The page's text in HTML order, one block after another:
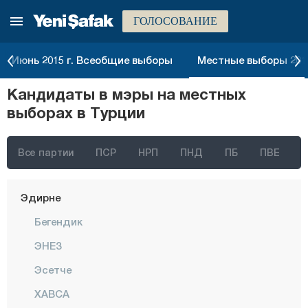
ГОЛОСОВАНИЕ
Июнь 2015 г. Всеобщие выборы Местные выборы
Кандидаты в мэры на местных
выборах в Турции
Все партии ПСР НРП ПНД ПБ ПВЕ
Бурса
Чорум
Денизли
Дюздже
Эдирне
Бегендик
ЭНЕЗ
Эсетче
ХАВСА